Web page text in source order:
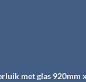
met glas 920mm